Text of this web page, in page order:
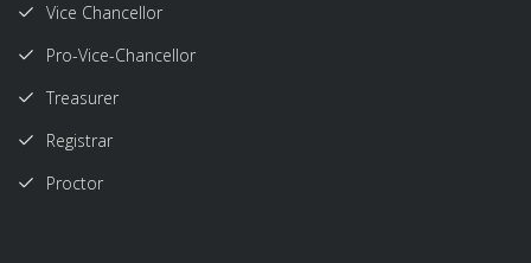
Vice Chancellor
Pro-Vice-Chancellor
Treasurer
Registrar
Proctor